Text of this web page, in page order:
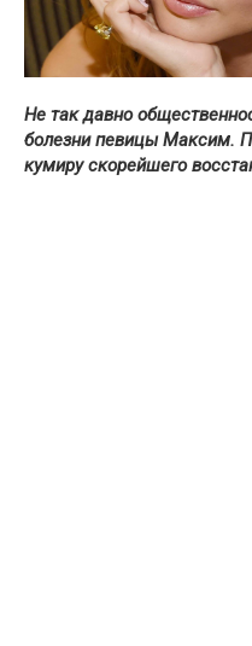
Не так давно
болезни певицы Максим.
кумиру скорейшего